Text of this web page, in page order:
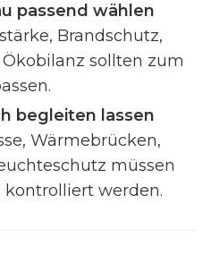
passend wählen
Brandschutz,
sollten zum
begleiten lassen
Wärmebrücken,
müssen
werden.